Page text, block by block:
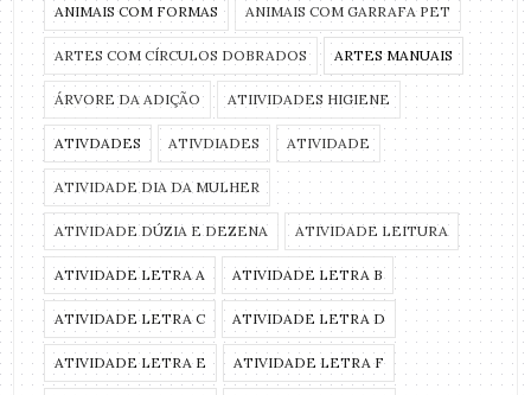
ANIMAIS COM FORMAS ANIMAIS COM GARRAFA PET
ARTES COM CÍRCULOS DOBRADOS ARTES MANUAIS
ÁRVORE DA ADIÇÃO ATIIVIDADES HIGIENE
ATIVDADES ATIVDIADES ATIVIDADE
ATIVIDADE DIA DA MULHER
ATIVIDADE DÚZIA E DEZENA ATIVIDADE LEITURA
ATIVIDADE LETRA A ATIVIDADE LETRA B
ATIVIDADE LETRA C ATIVIDADE LETRA D
ATIVIDADE LETRA E ATIVIDADE LETRA F